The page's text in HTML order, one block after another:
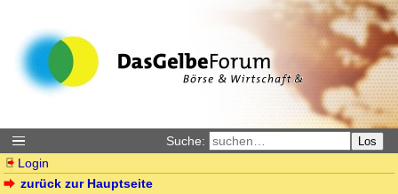
Suche: Los
Login
zurück zur Hauptseite